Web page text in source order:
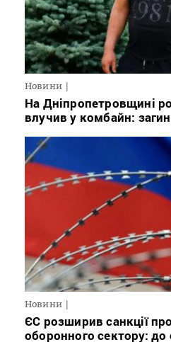
Новини
На Дніпропетровщині
влучив у комбайн:
Новини
ЄС розширив санкції
оборонного сектору: до